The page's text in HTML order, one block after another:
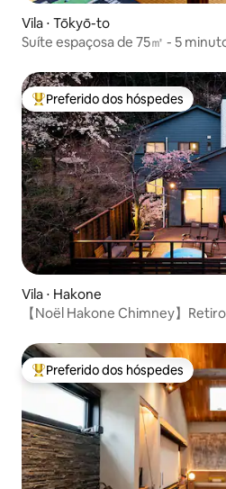
Vila ⋅ Tōkyō-to
Suíte espaçosa de 75㎡ - 5
Entre os melhores preferidos
Preferido dos hóspedes
Vila ⋅ Hakone
【Noël Hakone Chimney】
Entre os melhores preferidos
Preferido dos hóspedes